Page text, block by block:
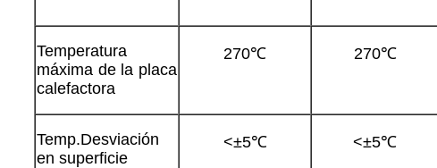
Temperatura
máxima de la placa
calefactora
270℃ 270℃
Temp.Desviación
en superficie
<±5℃ <±5℃